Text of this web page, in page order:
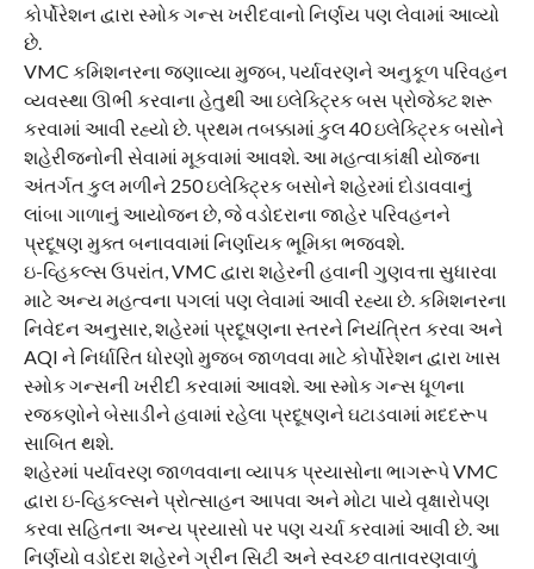
કોર્પોરેશન દ્વારા સ્મોક ગન્સ ખરીદવાનો નિર્ણય પણ લેવામાં આવ્યો
છે.
VMC કમિશનરના જણાવ્યા મુજબ, પર્યાવરણને અનુકૂળ પરિવહન
વ્યવસ્થા ઊભી કરવાના હેતુથી આ ઇલેક્ટ્રિક બસ પ્રોજેક્ટ શરૂ
કરવામાં આવી રહ્યો છે. પ્રથમ તબક્કામાં કુલ 40 ઇલેક્ટ્રિક બસોને
શહેરીજનોની સેવામાં મૂકવામાં આવશે. આ મહત્વાકાંક્ષી યોજના
અંતર્ગત કુલ મળીને 250 ઇલેક્ટ્રિક બસોને શહેરમાં દોડાવવાનું
લાંબા ગાળાનું આયોજન છે, જે વડોદરાના જાહેર પરિવહનને
પ્રદૂષણ મુક્ત બનાવવામાં નિર્ણાયક ભૂમિકા ભજવશે.
​ઇ-વ્હિકલ્સ ઉપરાંત, VMC દ્વારા શહેરની હવાની ગુણવત્તા સુધારવા
માટે અન્ય મહત્વના પગલાં પણ લેવામાં આવી રહ્યા છે. કમિશનરના
નિવેદન અનુસાર, શહેરમાં પ્રદૂષણના સ્તરને નિયંત્રિત કરવા અને
AQI ને નિર્ધારિત ધોરણો મુજબ જાળવવા માટે કોર્પોરેશન દ્વારા ખાસ
સ્મોક ગન્સની ખરીદી કરવામાં આવશે. આ સ્મોક ગન્સ ધૂળના
રજકણોને બેસાડીને હવામાં રહેલા પ્રદૂષણને ઘટાડવામાં મદદરૂપ
સાબિત થશે.
શહેરમાં પર્યાવરણ જાળવવાના વ્યાપક પ્રયાસોના ભાગરૂપે VMC
દ્વારા ઇ-વ્હિકલ્સને પ્રોત્સાહન આપવા અને મોટા પાયે વૃક્ષારોપણ
કરવા સહિતના અન્ય પ્રયાસો પર પણ ચર્ચા કરવામાં આવી છે. આ
નિર્ણયો વડોદરા શહેરને ગ્રીન સિટી અને સ્વચ્છ વાતાવરણવાળું